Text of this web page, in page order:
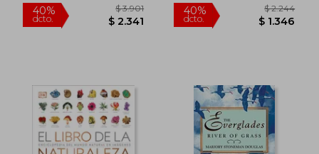
50%
dcto.
$ 1.905
$ 953
40%
dcto. $